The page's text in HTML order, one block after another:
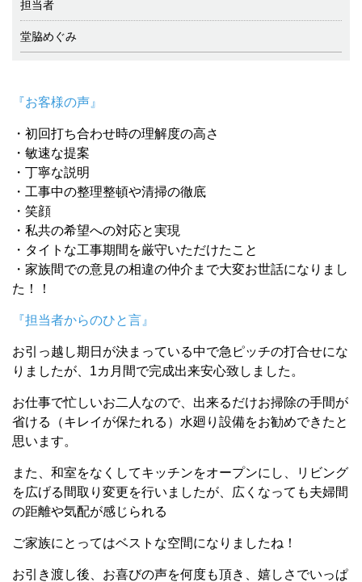
担当者
堂脇めぐみ
『お客様の声』
・初回打ち合わせ時の理解度の高さ
・敏速な提案
・丁寧な説明
・工事中の整理整頓や清掃の徹底
・笑顔
・私共の希望への対応と実現
・タイトな工事期間を厳守いただけたこと
・家族間での意見の相違の仲介まで大変お世話になりまし
た！！
『担当者からのひと言』
お引っ越し期日が決まっている中で急ピッチの打合せにな
りましたが、1カ月間で完成出来安心致しました。
お仕事で忙しいお二人なので、出来るだけお掃除の手間が
省ける（キレイが保たれる）水廻り設備をお勧めできたと
思います。
また、和室をなくしてキッチンをオープンにし、リビング
を広げる間取り変更を行いましたが、広くなっても夫婦間
の距離や気配が感じられる
ご家族にとってはベストな空間になりましたね！
お引き渡し後、お喜びの声を何度も頂き、嬉しさでいっぱ